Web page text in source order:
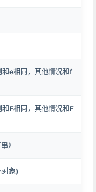
e相同，其他情况和f
E相同，其他情况和F
）
象)